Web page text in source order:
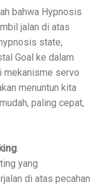
bahwa Hypnosis
jalan di atas
state,
Goal ke dalam
mekanisme servo
menuntun kita
paling cepat,
yang
di atas pecahan